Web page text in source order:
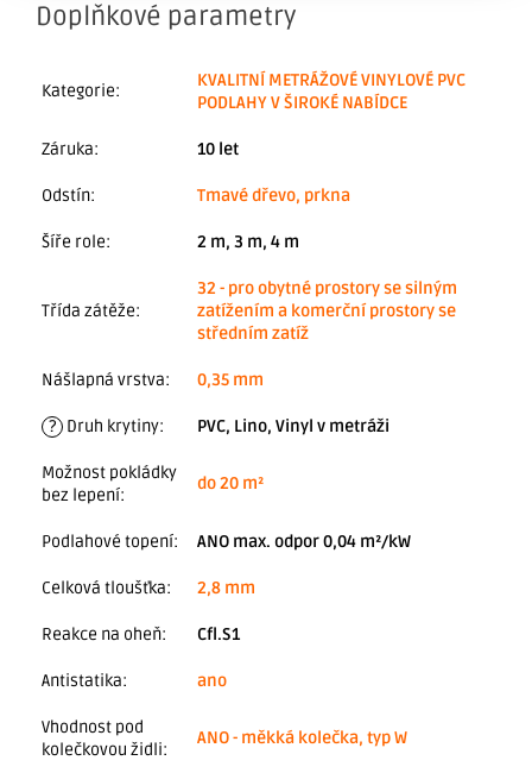
Doplňkové parametry
Kategorie:
KVALITNÍ METRÁŽOVÉ VINYLOVÉ PVC
PODLAHY V ŠIROKÉ NABÍDCE
Záruka: 10 let
Odstín: Tmavé dřevo, prkna
Šíře role: 2 m, 3 m, 4 m
Třída zátěže:
32 - pro obytné prostory se silným
zatížením a komerční prostory se
středním zatíž
Nášlapná vrstva: 0,35 mm
? Druh krytiny: PVC, Lino, Vinyl v metráži
Možnost pokládky
bez lepení:
do 20 m²
Podlahové topení: ANO max. odpor 0,04 m²/kW
Celková tloušťka: 2,8 mm
Reakce na oheň: Cfl.S1
Antistatika: ano
Vhodnost pod
kolečkovou židli:
ANO - měkká kolečka, typ W